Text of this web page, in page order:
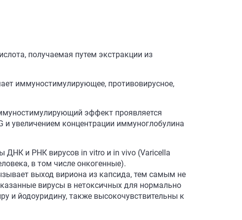
получаемая путем экстракции из
иммуностимулирующее, противовирусное,
эффект проявляется
увеличением концентрации иммуноглобулина
ДНК и РНК вирусов in vitro и in vivo (Varicella
в том числе онкогенные).
выход вириона из капсида, тем самым не
вирусы в нетоксичных для нормально
и йодоуридину, также высокочувствительны к